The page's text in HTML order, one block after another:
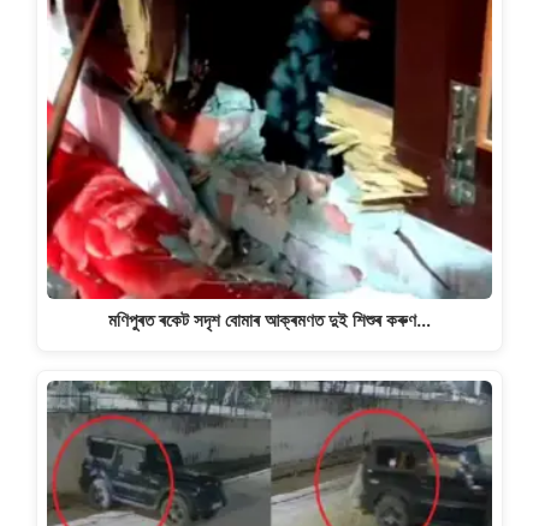
মণিপুৰত ৰকেট সদৃশ বোমাৰ আক্ৰমণত দুই শিশুৰ কৰুণ…